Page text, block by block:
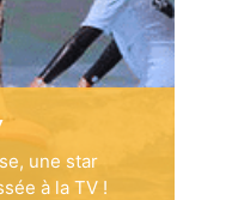
une star
à la TV !